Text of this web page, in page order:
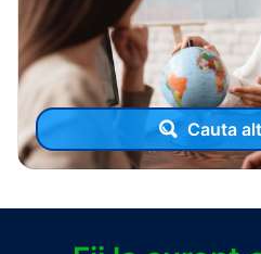
Cauta